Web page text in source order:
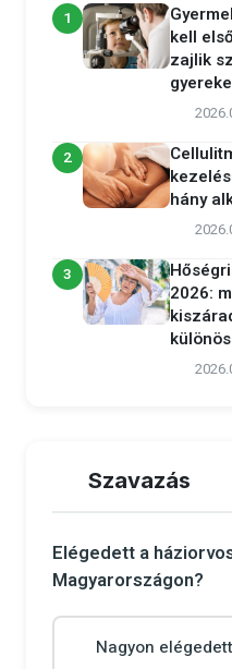
1
kell
zajlik
2
hány
3
2026:
Szavazás
Elégedett a
Magyarországon?
Nagyon